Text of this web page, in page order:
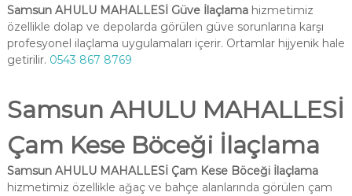
Samsun AHULU MAHALLESİ Güve İlaçlamahizmetimiz
özellikle dolap ve depolarda görülen güve sorunlarına karşı
profesyonel ilaçlama uygulamaları içerir. Ortamlar hijyenik hale
getirilir. 0543 867 8769
Samsun AHULU MAHALLESİ
Çam Kese Böceği İlaçlama
Samsun AHULU MAHALLESİ Çam Kese Böceği İlaçlama
hizmetimiz özellikle ağaç ve bahçe alanlarında görülen çam